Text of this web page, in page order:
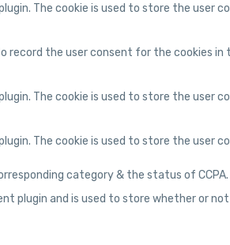
The cookie is used to store the
record the user consent for the cookies
The cookie is used to store the
The cookie is used to store the
category & the status of
plugin and is used to store whether or